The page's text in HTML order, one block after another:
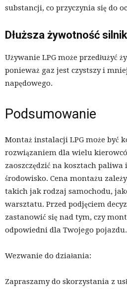
substancji, co przyczynia się do
Dłuższa żywotność
Używanie LPG może przedłużyć
ponieważ gaz jest czystszy i
napędowego.
Podsumowanie
Montaż instalacji LPG może być
rozwiązaniem dla wielu
zaoszczędzić na kosztach paliwa
środowisko. Cena montażu
takich jak rodzaj samochodu,
warsztatu. Przed podjęciem
zastanowić się nad tym, czy
odpowiedni dla Twojego pojazdu.
Wezwanie do działania:
Zapraszamy do skorzystania z